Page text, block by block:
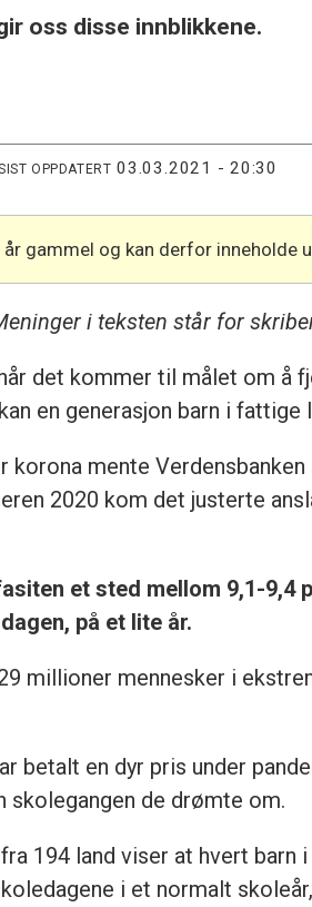
oss disse innblikkene.
OPPDATERT 03.03.2021 - 20:30
år gammel og kan derfor inneholde
i teksten står for
det kommer til målet om å
en generasjon barn i
korona mente
2020 kom det justerte
et sted mellom 9,1-9,4
på et lite år.
millioner mennesker i
betalt en dyr pris under
skolegangen de drømte om.
194 land viser at hvert
i et normalt